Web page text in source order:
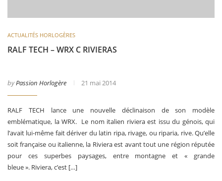
ACTUALITÉS HORLOGÈRES
RALF TECH – WRX C RIVIERAS
byPassion Horlogère 21 mai 2014
RALF TECH lance une nouvelle déclinaison de son modèle
emblématique, la WRX. Le nom italien riviera est issu du génois, qui
l’avait lui-même fait dériver du latin ripa, rivage, ou riparia, rive. Qu’elle
soit française ou italienne, la Riviera est avant tout une région réputée
pour ces superbes paysages, entre montagne et « grande
bleue ». Riviera, c’est […]